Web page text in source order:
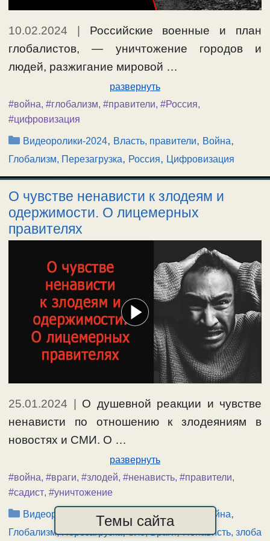
10.02.2024 | Российские военные и план
глобалистов, — уничтожение городов и
людей, разжигание мировой …
развернуть
#война, #глобализм, #правители, #Россия,
#цифровизация
Рубрики
Видеоролики-2024, Власть, правители, Война,
Глобализм, Перезагрузка, Россия, Цифровизация
О чувстве ненависти к злодеям и
одержимости. О лицемерных
правителях
25.01.2024 | О душевной реакции и чувстве
ненависти по отношению к злодеяниям в
новостях и СМИ. О …
развернуть
#война, #враги, #злодей, #ненависть, #правители,
#садист, #уничтожение
Рубрики
Видеоролики-2024 Власть, правители Война,
Глобализм, Перезагрузка,Зло, Враги,Ненависть, злоба
Темы сайта